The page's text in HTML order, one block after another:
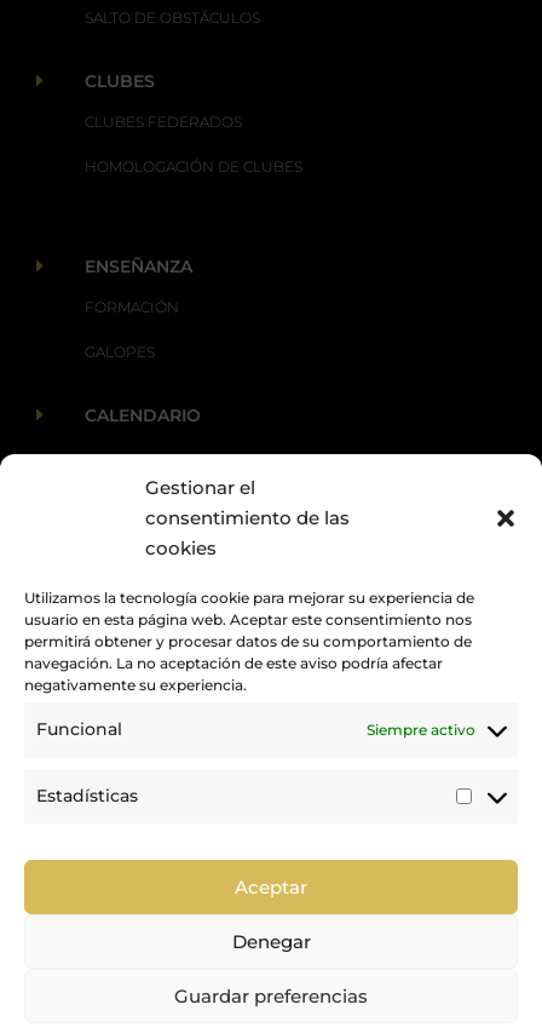
Gestionar el
consentimiento de las
cookies
Utilizamos la tecnología cookie para mejorar su experiencia de
usuario en esta página web. Aceptar este consentimiento nos
permitirá obtener y procesar datos de su comportamiento de
navegación. La no aceptación de este aviso podría afectar
negativamente su experiencia.
Funcional Siempre activo
Estadísticas
Aceptar
Denegar
Guardar preferencias
SALTO DE OBSTÁCULOS
E CLUBES
CLUBES FEDERADOS
HOMOLOGACIÓN DE CLUBES
E ENSEÑANZA
FORMACIÓN
GALOPES
E CALENDARIO
ACTUALIDAD
Promovemos y desarrollamos la práctica de la hípica en Canarias.